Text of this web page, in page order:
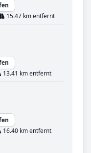
15.47 km entfernt
13.41 km entfernt
16.40 km entfernt